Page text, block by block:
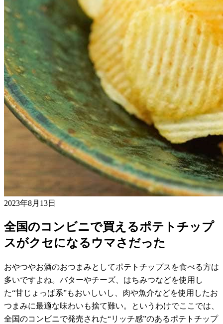
2023年8月13日
全国のコンビニで買えるポテトチップ
スがクセになるウマさだった
おやつやお酒のおつまみとしてポテトチップスを食べる方は
多いですよね。バターやチーズ、はちみつなどを使用し
た“甘じょっぱ系”もおいしいし、肉や魚介などを使用したお
つまみに最適な味わいも捨て難い。というわけでここでは、
全国のコンビニで発売された“リッチ感”のあるポテトチップ